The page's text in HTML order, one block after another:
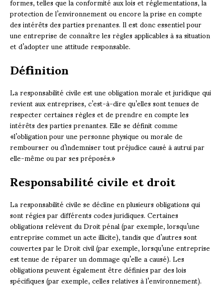
protection de l’environnement ou encore la prise en compte
des intérêts des parties prenantes. Il est donc essentiel pour
une entreprise de connaître les règles applicables à sa situation
et d’adopter une attitude responsable.
Définition
La responsabilité civile est une obligation morale et juridique qui
revient aux entreprises, c’est-à-dire qu’elles sont tenues de
respecter certaines règles et de prendre en compte les
intérêts des parties prenantes. Elle se définit comme
«l’obligation pour une personne physique ou morale de
rembourser ou d’indemniser tout préjudice causé à autrui par
elle-même ou par ses préposés.»
Responsabilité civile et droit
La responsabilité civile se décline en plusieurs obligations qui
sont régies par différents codes juridiques. Certaines
obligations relèvent du Droit pénal (par exemple, lorsqu’une
entreprise commet un acte illicite), tandis que d’autres sont
couvertes par le Droit civil (par exemple, lorsqu’une entreprise
est tenue de réparer un dommage qu’elle a causé). Les
obligations peuvent également être définies par des lois
spécifiques (par exemple, celles relatives à l’environnement).